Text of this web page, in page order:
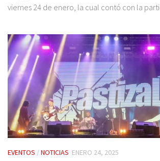
viernes 24 de enero, la cual contó con la
EVENTOS /NOTICIAS ENERO 24, 2025